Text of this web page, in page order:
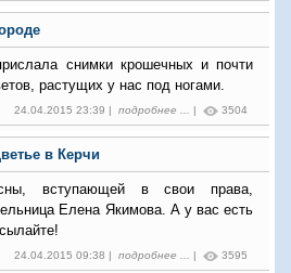
снимки крошечных и почти
растущих у нас под ногами.
24.04.2015 23:39 | подробнее ... | 3504
в Керчи
вступающей в свои права,
Елена Якимова. А у вас есть
24.04.2015 09:38 | подробнее ... | 3595